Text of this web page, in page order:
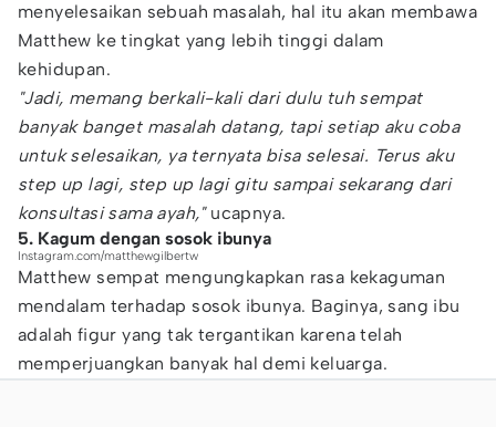
menyelesaikan sebuah masalah, hal itu akan membawa
Matthew ke tingkat yang lebih tinggi dalam
kehidupan.
"Jadi, memang berkali-kali dari dulu tuh sempat
banyak banget masalah datang, tapi setiap aku coba
untuk selesaikan, ya ternyata bisa selesai. Terus aku
step up lagi, step up lagi gitu sampai sekarang dari
konsultasi sama ayah,"ucapnya.
5. Kagum dengan sosok ibunya
Instagram.com/matthewgilbertw
Matthew sempat mengungkapkan rasa kekaguman
mendalam terhadap sosok ibunya. Baginya, sang ibu
adalah figur yang tak tergantikan karena telah
memperjuangkan banyak hal demi keluarga.